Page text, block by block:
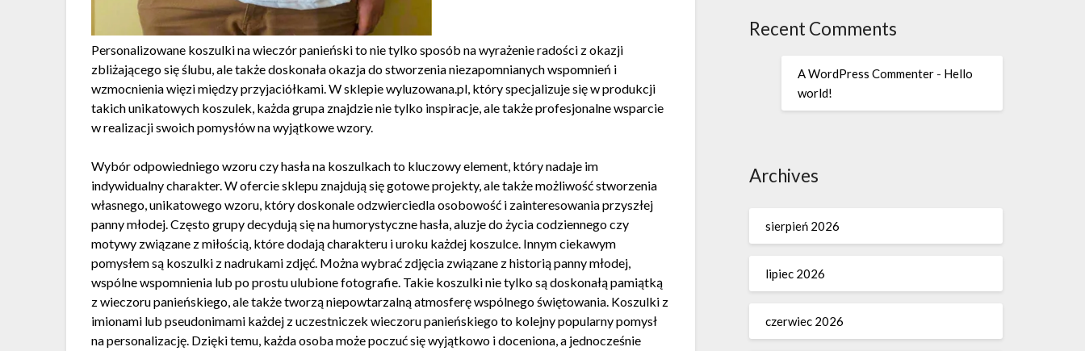
Personalizowane koszulki na wieczór panieński to nie tylko sposób na wyrażenie radości z okazji
zbliżającego się ślubu, ale także doskonała okazja do stworzenia niezapomnianych wspomnień i
wzmocnienia więzi między przyjaciółkami. W sklepie wyluzowana.pl, który specjalizuje się w produkcji
takich unikatowych koszulek, każda grupa znajdzie nie tylko inspiracje, ale także profesjonalne wsparcie
w realizacji swoich pomysłów na wyjątkowe wzory.
Wybór odpowiedniego wzoru czy hasła na koszulkach to kluczowy element, który nadaje im
indywidualny charakter. W ofercie sklepu znajdują się gotowe projekty, ale także możliwość stworzenia
własnego, unikatowego wzoru, który doskonale odzwierciedla osobowość i zainteresowania przyszłej
panny młodej. Często grupy decydują się na humorystyczne hasła, aluzje do życia codziennego czy
motywy związane z miłością, które dodają charakteru i uroku każdej koszulce. Innym ciekawym
pomysłem są koszulki z nadrukami zdjęć. Można wybrać zdjęcia związane z historią panny młodej,
wspólne wspomnienia lub po prostu ulubione fotografie. Takie koszulki nie tylko są doskonałą pamiątką
z wieczoru panieńskiego, ale także tworzą niepowtarzalną atmosferę wspólnego świętowania. Koszulki z
imionami lub pseudonimami każdej z uczestniczek wieczoru panieńskiego to kolejny popularny pomysł
na personalizację. Dzięki temu, każda osoba może poczuć się wyjątkowo i doceniona, a jednocześnie
Recent Comments
A WordPress Commenter- Hello
world!
Archives
sierpień 2026
lipiec 2026
czerwiec 2026